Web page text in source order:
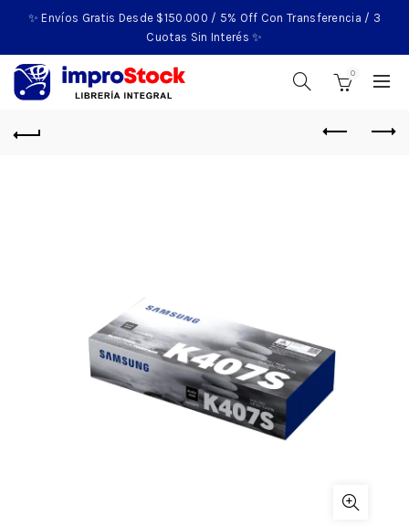
✨ Envíos Gratis Desde $150.000 / 5% Off Con Transferencia / 3
Cuotas Sin Interés ✨
0